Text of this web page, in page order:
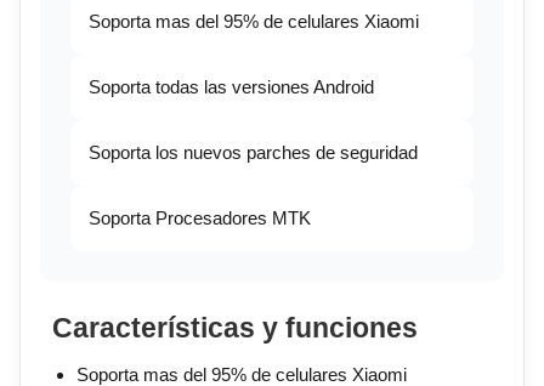
Soporta mas del 95% de celulares Xiaomi
Soporta todas las versiones Android
Soporta los nuevos parches de seguridad
Soporta Procesadores MTK
Características y funciones
Soporta mas del 95% de celulares Xiaomi